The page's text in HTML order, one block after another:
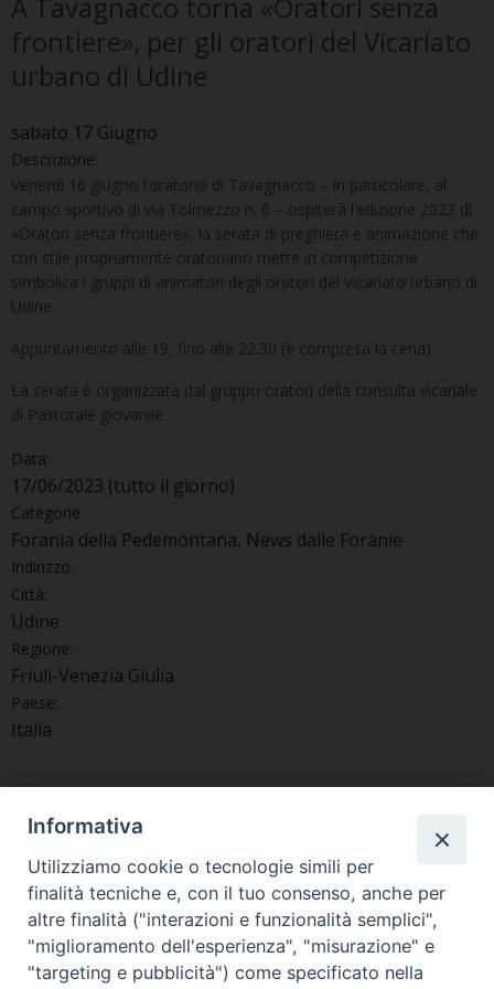
frontiere», per gli oratori del Vicariato
urbano di Udine
sabato 17 Giugno
Descrizione:
Venerdì 16 giugno l’oratorio di Tavagnacco – in particolare, al
campo sportivo di via Tolmezzo n. 6 – ospiterà l’edizione 2023 di
«Oratori senza frontiere», la serata di preghiera e animazione che
con stile propriamente oratoriano mette in competizione
simbolica i gruppi di animatori degli oratori del Vicariato urbano di
Udine.
Appuntamento alle 19, fino alle 22.30 (è compresa la cena).
La serata è organizzata dal gruppo oratori della consulta vicariale
di Pastorale giovanile.
Data:
17/06/2023 (tutto il giorno)
Categorie:
Forania della Pedemontana, News dalle Foranie
Indirizzo:
Città:
Udine
Regione:
Friuli-Venezia Giulia
Paese:
Italia
A Nimis si benedice la
statua di Sant’Antonio di
Padova
Marano Lagunare celebra
«San Vìo» tra preghiera,
cultura e devozione
Informativa
Utilizziamo cookie o tecnologie simili per
finalità tecniche e, con il tuo consenso, anche per
altre finalità ("interazioni e funzionalità semplici",
"miglioramento dell'esperienza", "misurazione" e
"targeting e pubblicità") come specificato nella